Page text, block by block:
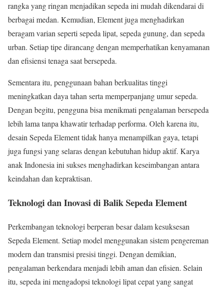
rangka yang ringan menjadikan sepeda ini mudah dikendarai di
berbagai medan. Kemudian, Element juga menghadirkan
beragam varian seperti sepeda lipat, sepeda gunung, dan sepeda
urban. Setiap tipe dirancang dengan memperhatikan kenyamanan
dan efisiensi tenaga saat bersepeda.
Sementara itu, penggunaan bahan berkualitas tinggi
meningkatkan daya tahan serta memperpanjang umur sepeda.
Dengan begitu, pengguna bisa menikmati pengalaman bersepeda
lebih lama tanpa khawatir terhadap performa. Oleh karena itu,
desain Sepeda Element tidak hanya menampilkan gaya, tetapi
juga fungsi yang selaras dengan kebutuhan hidup aktif. Karya
anak Indonesia ini sukses menghadirkan keseimbangan antara
keindahan dan kepraktisan.
Teknologi dan Inovasi di Balik Sepeda Element
Perkembangan teknologi berperan besar dalam kesuksesan
Sepeda Element. Setiap model menggunakan sistem pengereman
modern dan transmisi presisi tinggi. Dengan demikian,
pengalaman berkendara menjadi lebih aman dan efisien. Selain
itu, sepeda ini mengadopsi teknologi lipat cepat yang sangat